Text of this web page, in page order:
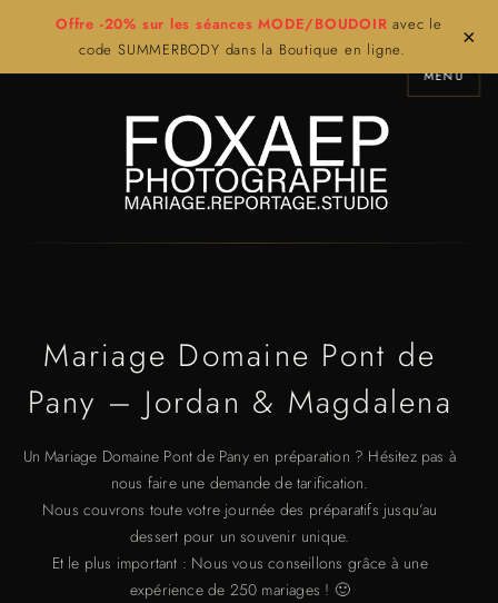
Offre -20% sur les séances MODE/BOUDOIR avec le
code SUMMERBODY dans la Boutique en ligne.
×
MENU
Mariage Domaine Pont de
Pany – Jordan & Magdalena
Un Mariage Domaine Pont de Pany en préparation ? Hésitez pas à
nous faire une demande de tarification.
Nous couvrons toute votre journée des préparatifs jusqu’au
dessert pour un souvenir unique.
Et le plus important : Nous vous conseillons grâce à une
expérience de 250 mariages ! 🙂